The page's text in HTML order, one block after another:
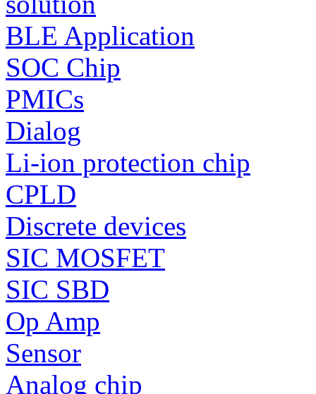
BLE Application
SOC Chip
PMICs
Dialog
Li-ion protection chip
CPLD
Discrete devices
SIC MOSFET
SIC SBD
Op Amp
Sensor
Analog chip